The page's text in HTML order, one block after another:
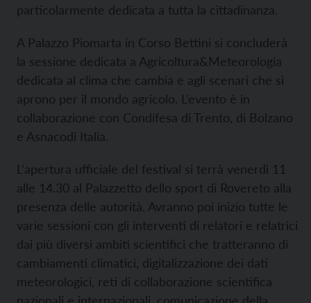
particolarmente dedicata a tutta la cittadinanza.
A Palazzo Piomarta in Corso Bettini si concluderà
la sessione dedicata a Agricoltura&Meteorologia
dedicata al clima che cambia e agli scenari che si
aprono per il mondo agricolo. L’evento è in
collaborazione con Condifesa di Trento, di Bolzano
e Asnacodi Italia.
L’apertura ufficiale del festival si terrà venerdì 11
alle 14.30 al Palazzetto dello sport di Rovereto alla
presenza delle autorità. Avranno poi inizio tutte le
varie sessioni con gli interventi di relatori e relatrici
dai più diversi ambiti scientifici che tratteranno di
cambiamenti climatici, digitalizzazione dei dati
meteorologici, reti di collaborazione scientifica